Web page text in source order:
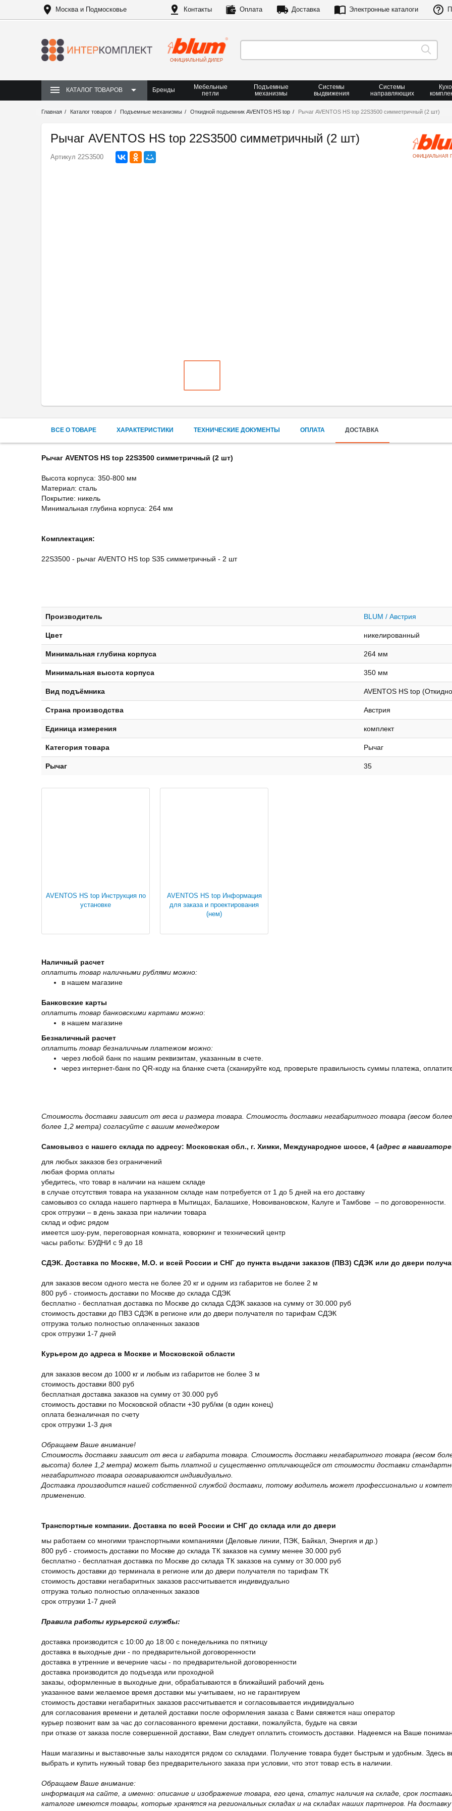
Москва и Подмосковье Контакты Оплата Доставка Электронные каталоги
ОФИЦИАЛЬНЫЙ ДИЛЕР
КАТАЛОГ ТОВАРОВ Бренды
Мебельные
петли
Подъемные
механизмы
Системы
выдвижения
Системы
направляющих
Главная Каталог товаров Подъемные механизмы Откидной подъемник AVENTOS HS top Рычаг AVENTOS HS top 22S3500 симметричный (2 шт)
Рычаг AVENTOS HS top 22S3500 симметричный (2 шт)
ОФИЦИАЛЬНАЯ
Артикул 22S3500
ВСЕ О ТОВАРЕ ХАРАКТЕРИСТИКИ ТЕХНИЧЕСКИЕ ДОКУМЕНТЫ ОПЛАТА ДОСТАВКА
Рычаг AVENTOS HS top 22S3500 симметричный (2 шт)
Высота корпуса: 350-800 мм
Материал: сталь
Покрытие: никель
Минимальная глубинa корпуса: 264 мм
Комплектация:
22S3500 - рычаг AVENTO HS top S35 симметричный - 2 шт
Производитель BLUM / Австрия
Цвет никелированный
Минимальная глубина корпуса 264 мм
Минимальная высота корпуса 350 мм
Вид подъёмника AVENTOS HS top
Страна производства Австрия
Единица измерения комплект
Категория товара Рычаг
Рычаг 35
AVENTOS HS top Инструкция по
установке
AVENTOS HS top Информация
для заказа и проектирования
(нем)
Наличный расчет
оплатить товар наличными рублями можно:
в нашем магазине
Банковские карты
оплатить товар банковскими картами можно:
в нашем магазине
Безналичный расчет
оплатить товар безналичным платежом можно:
через любой банк по нашим реквизитам, указанным в счете.
через интернет-банк по QR-коду на бланке счета (сканируйте код, проверьте правильность суммы платежа,
Стоимость доставки зависит от веса и размера товара. Стоимость доставки негабаритного товара (весом
более 1,2 метра) согласуйте с вашим менеджером
Самовывоз с нашего склада по адресу: Московская обл., г. Химки, Международное шоссе, 4 (адрес в
для любых заказов без ограничений
любая форма оплаты
убедитесь, что товар в наличии на нашем складе
в случае отсутствия товара на указанном складе нам потребуется от 1 до 5 дней на его доставку
самовывоз со склада нашего партнера в Мытищах, Балашихе, Новоивановском, Калуге и Тамбове – по договоренности.
срок отгрузки – в день заказа при наличии товара
склад и офис рядом
имеется шоу-рум, переговорная комната, коворкинг и технический центр
часы работы: БУДНИ с 9 до 18
СДЭК. Доставка по Москве, М.О. и всей России и СНГ до пункта выдачи заказов (ПВЗ) СДЭК или до двери
для заказов весом одного места не более 20 кг и одним из габаритов не более 2 м
800 руб - стоимость доставки по Москве до склада СДЭК
бесплатно - бесплатная доставка по Москве до склада СДЭК заказов на сумму от 30.000 руб
стоимость доставки до ПВЗ СДЭК в регионе или до двери получателя по тарифам СДЭК
отгрузка только полностью оплаченных заказов
срок отгрузки 1-7 дней
Курьером до адреса в Москве и Московской области
для заказов весом до 1000 кг и любым из габаритов не более 3 м
стоимость доставки 800 руб
бесплатная доставка заказов на сумму от 30.000 руб
стоимость доставки по Московской области +30 руб/км (в один конец)
оплата безналичная по счету
срок отгрузки 1-3 дня
Обращаем Ваше внимание!
Стоимость доставки зависит от веса и габарита товара. Стоимость доставки негабаритного товара (весом
высота) более 1,2 метра) может быть платной и существенно отличающейся от стоимости доставки
негабаритного товара оговариваются индивидуально.
Доставка производится нашей собственной службой доставки, потому водитель может профессионально и
применению.
Транспортные компании. Доставка по всей России и СНГ до склада или до двери
мы работаем со многими транспортными компаниями (Деловые линии, ПЭК, Байкал, Энергия и др.)
800 руб - стоимость доставки по Москве до склада ТК заказов на сумму менее 30.000 руб
бесплатно - бесплатная доставка по Москве до склада ТК заказов на сумму от 30.000 руб
стоимость доставки до терминала в регионе или до двери получателя по тарифам ТК
стоимость доставки негабаритных заказов рассчитывается индивидуально
отгрузка только полностью оплаченных заказов
срок отгрузки 1-7 дней
Правила работы курьерской службы:
доставка производится с 10:00 до 18:00 с понедельника по пятницу
доставка в выходные дни - по предварительной договоренности
доставка в утренние и вечерние часы - по предварительной договоренности
доставка производится до подъезда или проходной
заказы, оформленные в выходные дни, обрабатываются в ближайший рабочий день
указанное вами желаемое время доставки мы учитываем, но не гарантируем
стоимость доставки негабаритных заказов рассчитывается и согласовывается индивидуально
для согласования времени и деталей доставки после оформления заказа с Вами свяжется наш оператор
курьер позвонит вам за час до согласованного времени доставки, пожалуйста, будьте на связи
при отказе от заказа после совершенной доставки, Вам следует оплатить стоимость доставки. Надеемся на Ваше
Наши магазины и выставочные залы находятся рядом со складами. Получение товара будет быстрым и удобным. Здесь
выбрать и купить нужный товар без предварительного заказа при условии, что этот товар есть в наличии.
Обращаем Ваше внимание:
информация на сайте, а именно: описание и изображение товара, его цена, статус наличия на складе, срок
каталоге имеются товары, которые хранятся на региональных складах и на складах наших партнеров. На